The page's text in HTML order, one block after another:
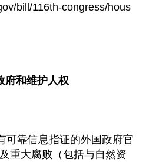
bill/116th-congress/hous
府和维护人权
可靠信息指证的外国政府官
重大腐败（包括与自然资